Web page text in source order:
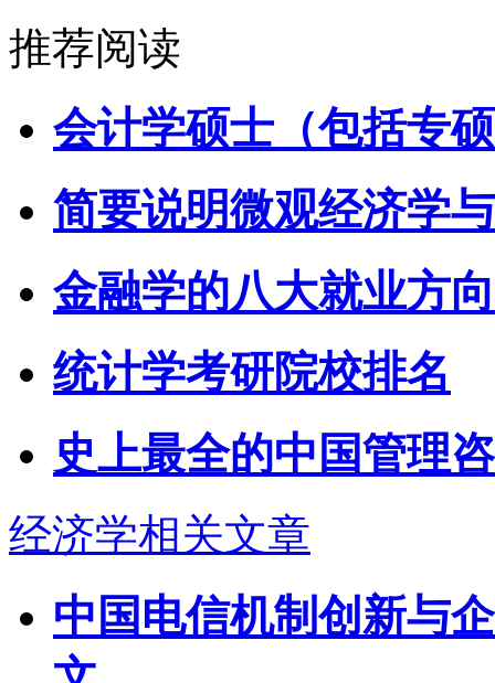
推荐阅读
会计学硕士（包括专
简要说明微观经济学
金融学的八大就业方
统计学考研院校排名
史上最全的中国管理
经济学相关文章
中国电信机制创新与